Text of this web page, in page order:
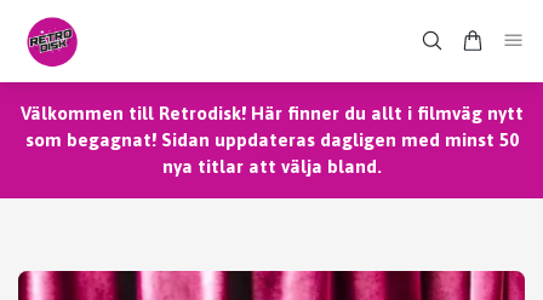
Välkommen till Retrodisk! Här finner du allt i filmväg nytt
som begagnat! Sidan uppdateras dagligen med minst 50
nya titlar att välja bland.